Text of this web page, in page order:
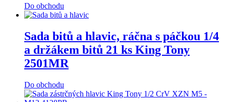
Do obchodu
Sada bitů a hlavic, ráčna s páčkou 1/4
a držákem bitů 21 ks King Tony
2501MR
Do obchodu